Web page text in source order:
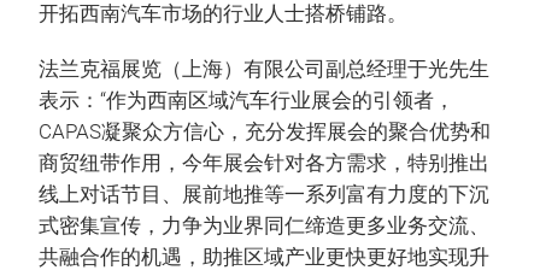
开拓西南汽车市场的行业人士搭桥铺路。
法兰克福展览（上海）有限公司副总经理于光先生
表示：“作为西南区域汽车行业展会的引领者，
CAPAS凝聚众方信心，充分发挥展会的聚合优势和
商贸纽带作用，今年展会针对各方需求，特别推出
线上对话节目、展前地推等一系列富有力度的下沉
式密集宣传，力争为业界同仁缔造更多业务交流、
共融合作的机遇，助推区域产业更快更好地实现升